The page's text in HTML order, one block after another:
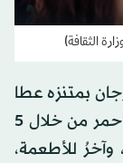
الثقافة)
بمتنزه عطا
الله الأرض السعيدة على ساحل البحر الأحمر من خلال 5
للأطعمة،